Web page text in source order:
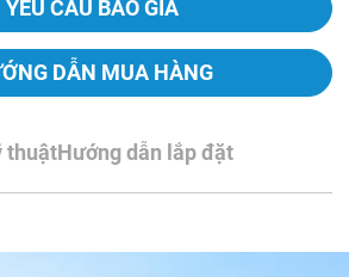
YÊU CẦU BÁO GIÁ
DẪN MUA HÀNG
thuậtHướng dẫn lắp đặt